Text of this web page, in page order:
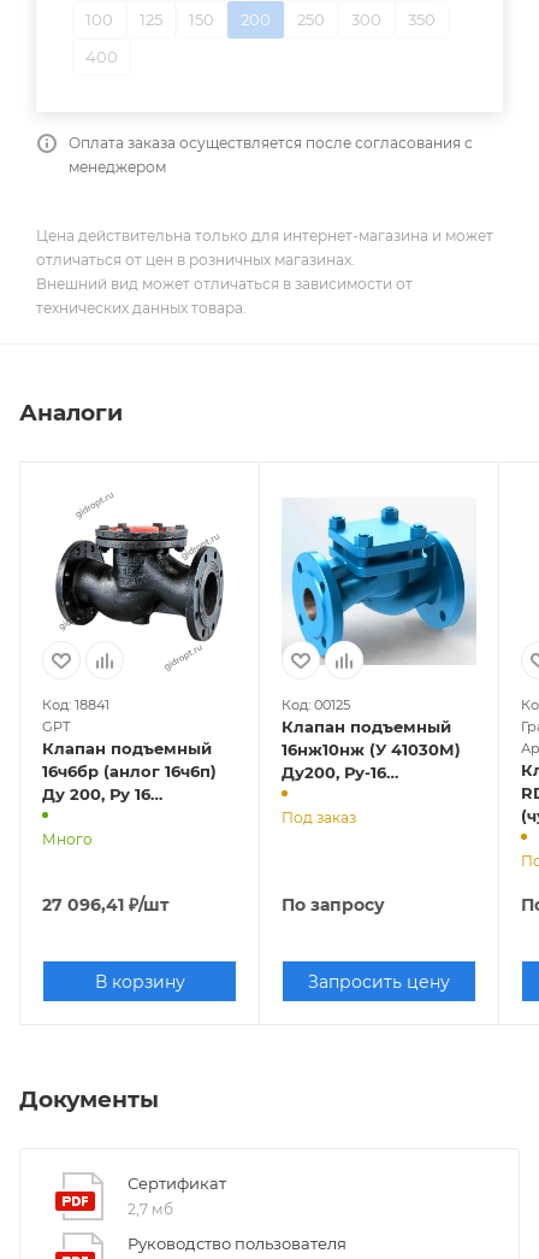
100
125 150 200 250 300
350
400
Оплата заказа осуществляется после согласования с
менеджером
Цена действительна только для интернет-магазина и может
отличаться от цен в розничных магазинах.
Внешний вид может отличаться в зависимости от
технических данных товара.
Аналоги
Код: 18841
GPT
Клапан подъемный
16ч6бр (анлог 16ч6п)
Ду 200, Ру 16
(фланцевый)
Много
27 096,41 ₽/шт
В корзину
Код: 00125
Клапан подъемный
16нж10нж (У 41030М)
Ду200, Ру-16
(фланцевый)
Под заказ
По запросу
Запросить цену
Документы
Сертификат
2,7 мб
Руководство пользователя